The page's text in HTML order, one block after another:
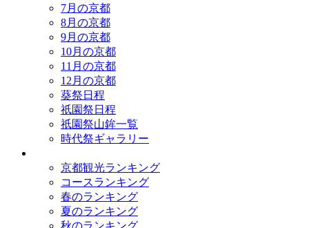
7月の京都
8月の京都
9月の京都
10月の京都
11月の京都
12月の京都
葵祭日程
祇園祭日程
祇園祭山鉾一覧
時代祭ギャラリー
京都観光ランキング
コースランキング
春のランキング
夏のランキング
秋のランキング